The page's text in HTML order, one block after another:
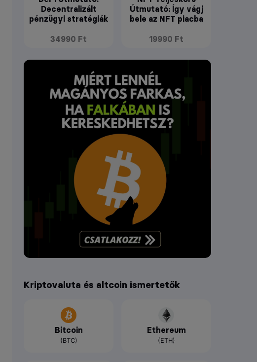
Decentralizált
pénzügyi stratégiák
34990 Ft
Útmutató: Így vágj
bele az NFT piacba
19990 Ft
Kriptovaluta és altcoin ismertetők
Bitcoin
(BTC)
Ethereum
(ETH)